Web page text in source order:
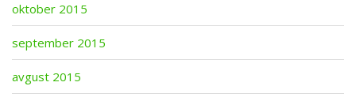
oktober 2015
september 2015
avgust 2015